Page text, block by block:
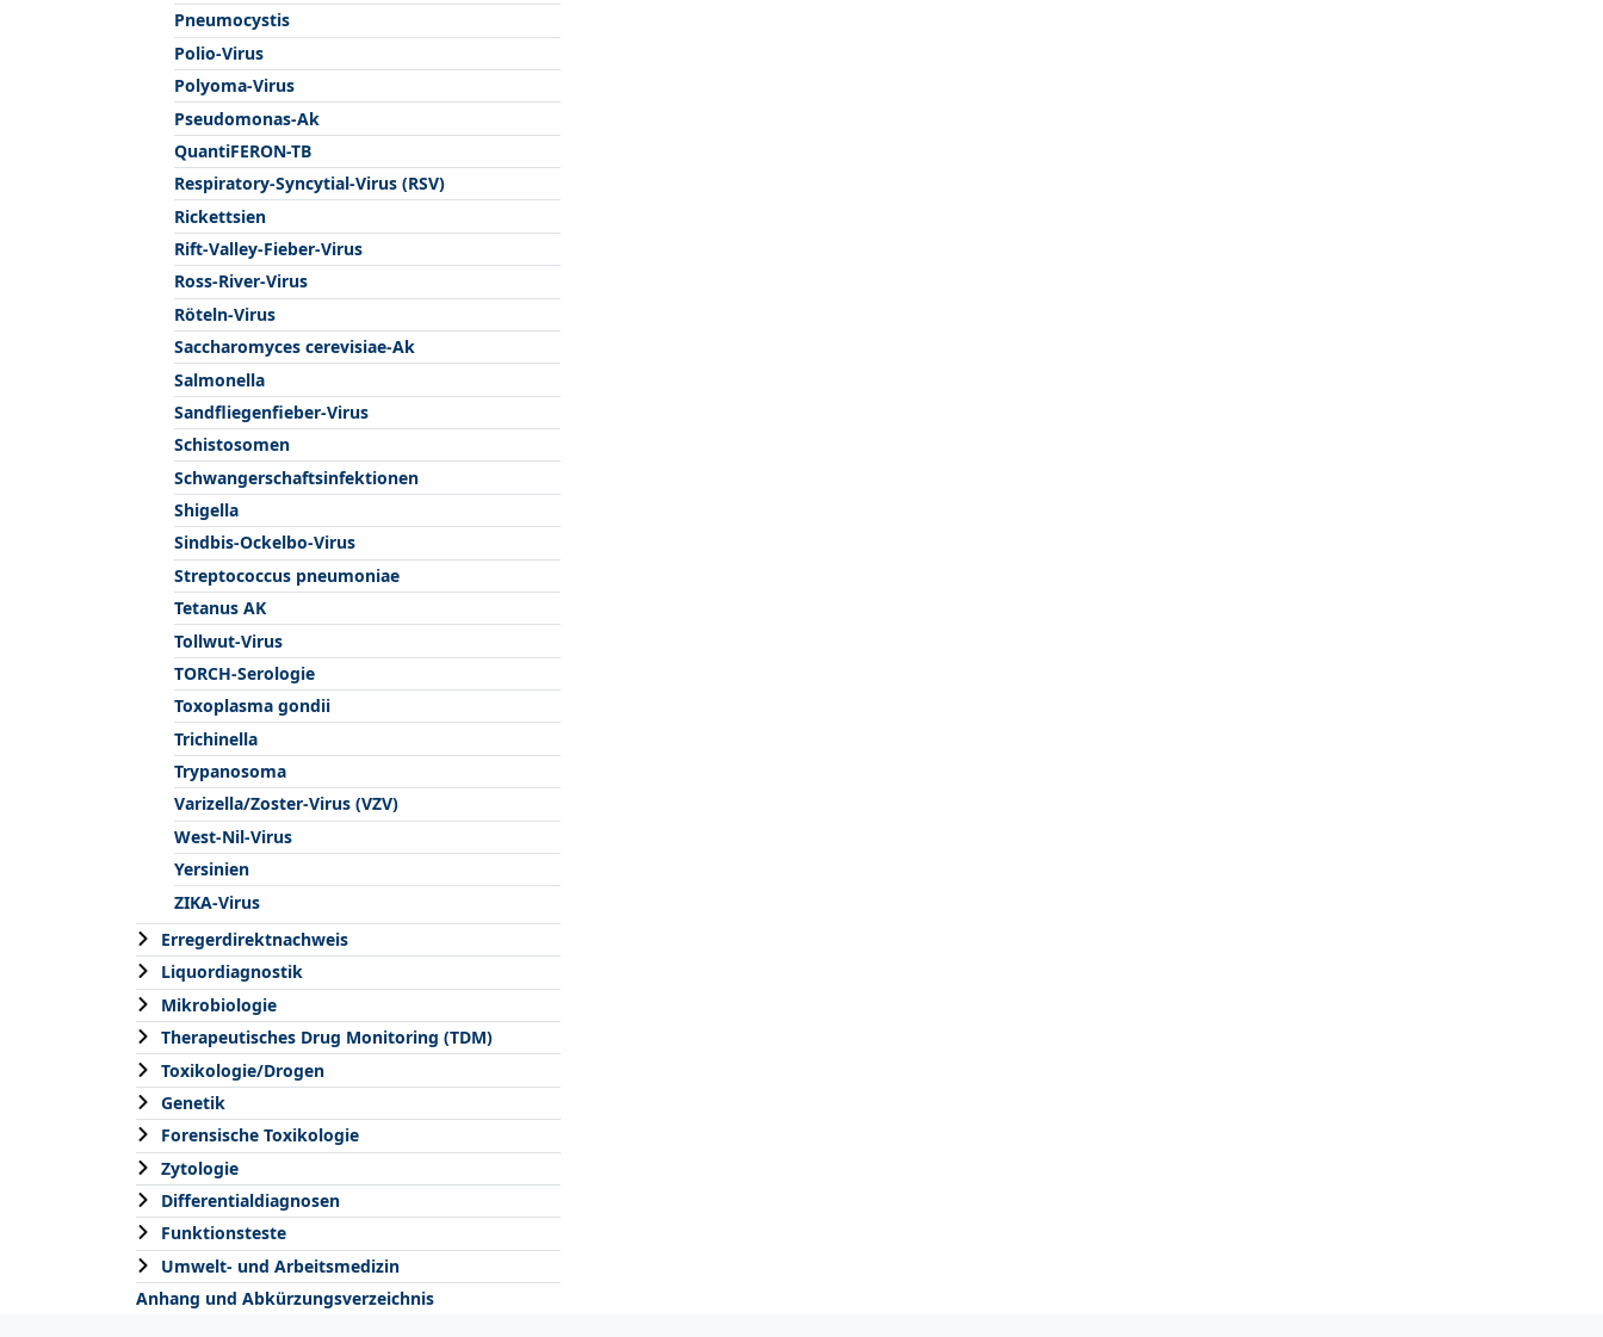
Pneumocystis
Polio-Virus
Polyoma-Virus
Pseudomonas-Ak
QuantiFERON-TB
Respiratory-Syncytial-Virus (RSV)
Rickettsien
Rift-Valley-Fieber-Virus
Ross-River-Virus
Röteln-Virus
Saccharomyces cerevisiae-Ak
Salmonella
Sandfliegenfieber-Virus
Schistosomen
Schwangerschaftsinfektionen
Shigella
Sindbis-Ockelbo-Virus
Streptococcus pneumoniae
Tetanus AK
Tollwut-Virus
TORCH-Serologie
Toxoplasma gondii
Trichinella
Trypanosoma
Varizella/Zoster-Virus (VZV)
West-Nil-Virus
Yersinien
ZIKA-Virus
Erregerdirektnachweis
Liquordiagnostik
Mikrobiologie
Therapeutisches Drug Monitoring (TDM)
Toxikologie/Drogen
Genetik
Forensische Toxikologie
Zytologie
Differentialdiagnosen
Funktionsteste
Umwelt- und Arbeitsmedizin
Anhang und Abkürzungsverzeichnis